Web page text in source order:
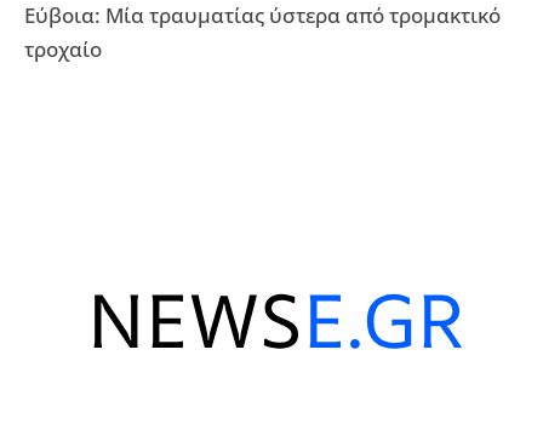
Εύβοια: Μία τραυματίας ύστερα από τρομακτικό
τροχαίο